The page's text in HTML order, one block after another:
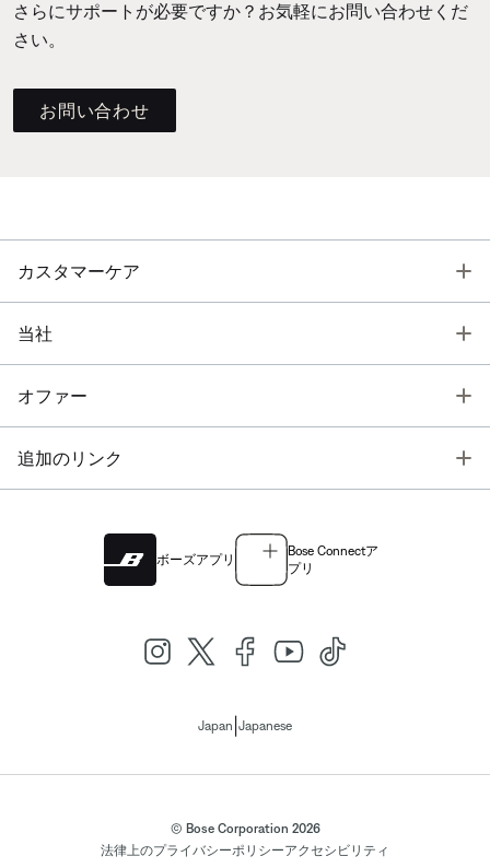
さらにサポートが必要ですか？お気軽にお問い合わせくだ
さい。
お問い合わせ
カスタマーケア
当社
オファー
追加のリンク
ボーズアプリ
Bose Connectア
プリ
Japan Japanese
© Bose Corporation 2026
法律上のプライバシーポリシーアクセシビリティ